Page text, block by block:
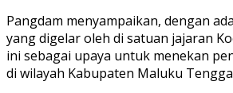
Pangdam menyampaikan, dengan
yang digelar oleh di satuan jajaran
ini sebagai upaya untuk menekan
di wilayah Kabupaten Maluku